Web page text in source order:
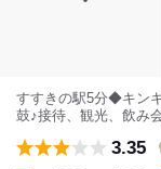
すすきの駅5分◆キン
鼓♪接待、観光、飲み
3.35